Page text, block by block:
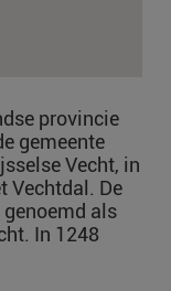
provincie
gemeente
Vecht, in
Vechtdal. De
als
In 1248